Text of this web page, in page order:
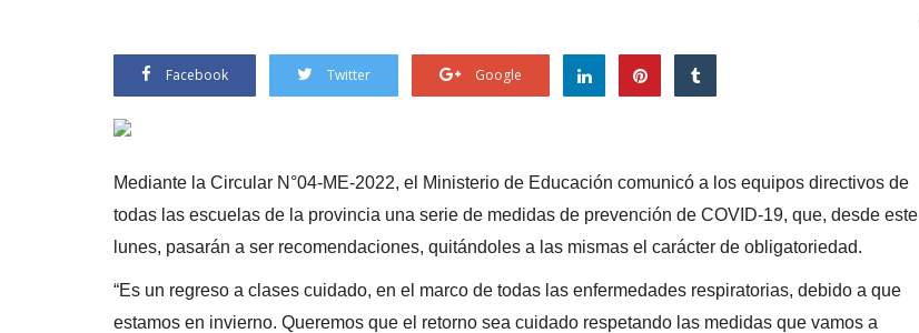
Facebook Twitter Google
Mediante la Circular N°04-ME-2022, el Ministerio de Educación comunicó a los equipos directivos de
todas las escuelas de la provincia una serie de medidas de prevención de COVID-19, que, desde este
lunes, pasarán a ser recomendaciones, quitándoles a las mismas el carácter de obligatoriedad.
“Es un regreso a clases cuidado, en el marco de todas las enfermedades respiratorias, debido a que
estamos en invierno. Queremos que el retorno sea cuidado respetando las medidas que vamos a